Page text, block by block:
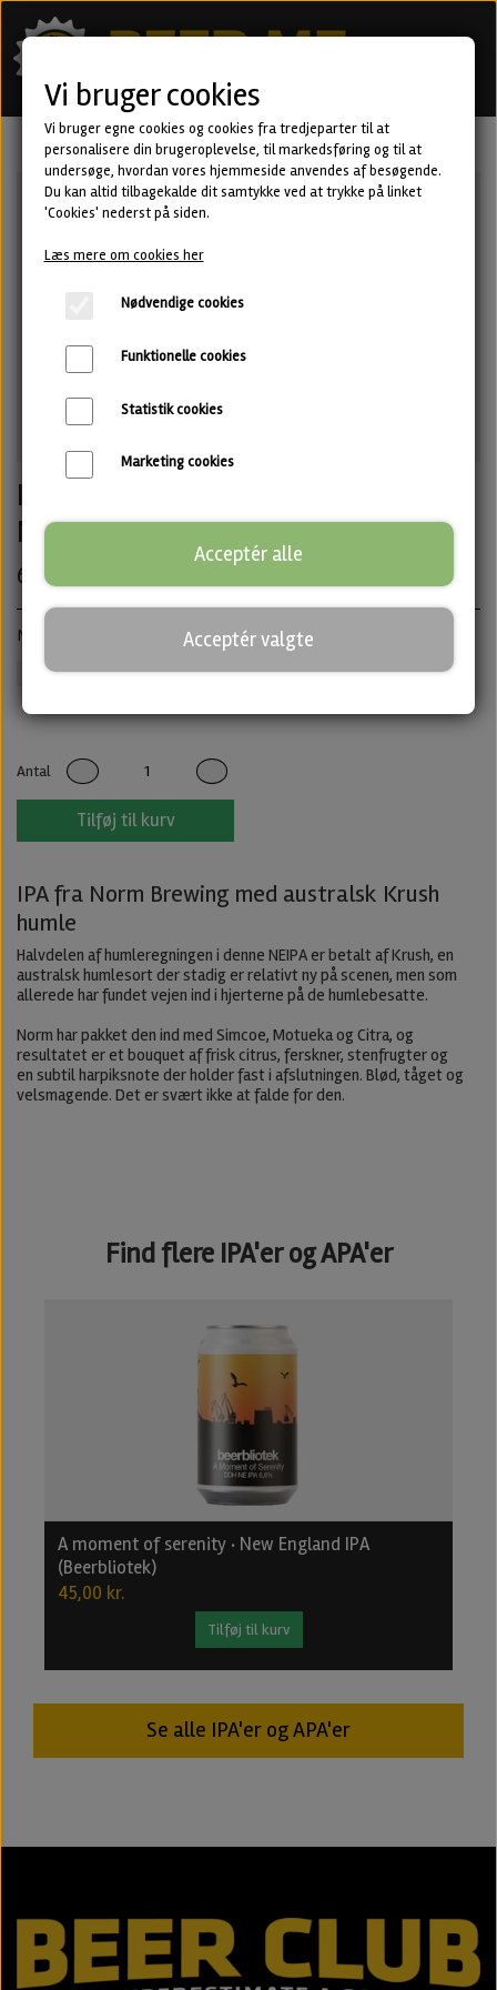
Krush On You - New England IPA fra
Norm Brewing
65,00 kr.
New England IPA · ABV: 6,8% · Dåse: 44 cl.
Norm Brewing IPA Untappd
Antal
Tilføj til kurv
IPA fra Norm Brewing med australsk Krush
humle
Halvdelen af humleregningen i denne NEIPA er betalt af Krush, en
australsk humlesort der stadig er relativt ny på scenen, men som
allerede har fundet vejen ind i hjerterne på de humlebesatte.
Norm har pakket den ind med Simcoe, Motueka og Citra, og
resultatet er et bouquet af frisk citrus, ferskner, stenfrugter og
en subtil harpiksnote der holder fast i afslutningen. Blød, tåget og
velsmagende. Det er svært ikke at falde for den.
Find flere IPA'er og APA'er
A moment of serenity · New England IPA
(Beerbliotek)
45,00 kr.
Tilføj til kurv
Se alle IPA'er og APA'er
Vi bruger cookies
Vi bruger egne cookies og cookies fra tredjeparter til at
personalisere din brugeroplevelse, til markedsføring og til at
undersøge, hvordan vores hjemmeside anvendes af besøgende.
Du kan altid tilbagekalde dit samtykke ved at trykke på linket
'Cookies' nederst på siden.
Læs mere om cookies her
Nødvendige cookies
Funktionelle cookies
Statistik cookies
Marketing cookies
Acceptér alle
Acceptér valgte